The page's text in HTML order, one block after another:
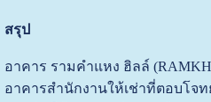
สรุป
อาคาร รามคำแหง ฮิลล์
อาคารสำนักงานให้เช่าที่ตอบโจ